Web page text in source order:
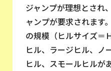
ジャンプが理想とされ
ャンプが要求されます
の規模（ヒルサイズ＝
ヒル、ラージヒル、ノ
ヒル、スモールヒルが